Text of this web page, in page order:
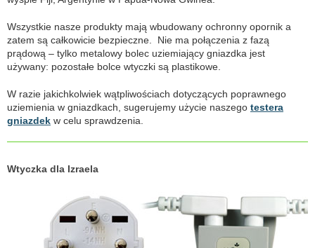
Wszystkie nasze produkty mają wbudowany ochronny opornik a
zatem są całkowicie bezpieczne. Nie ma połączenia z fazą
prądową – tylko metalowy bolec uziemiający gniazdka jest
używany: pozostałe bolce wtyczki są plastikowe.
W razie jakichkolwiek wątpliwościach dotyczących poprawnego
uziemienia w gniazdkach, sugerujemy użycie naszego testera
gniazdek w celu sprawdzenia.
Wtyczka dla Izraela